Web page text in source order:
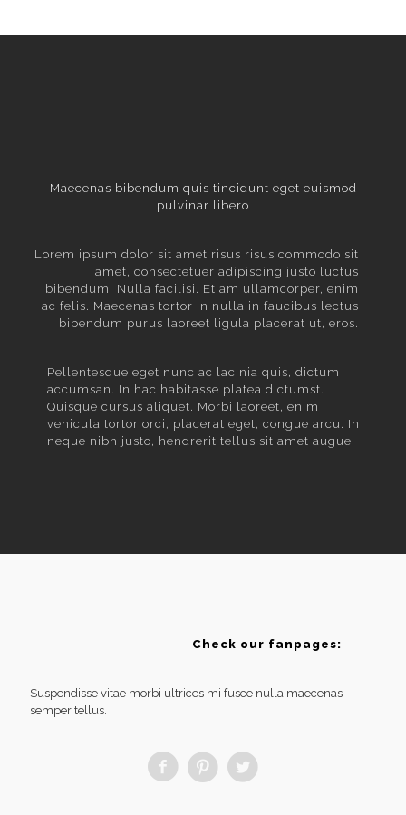
Maecenas bibendum quis tincidunt eget euismod
pulvinar libero
Lorem ipsum dolor sit amet risus risus commodo sit
amet, consectetuer adipiscing justo luctus
bibendum. Nulla facilisi. Etiam ullamcorper, enim
ac felis. Maecenas tortor in nulla in faucibus lectus
bibendum purus laoreet ligula placerat ut, eros.
Pellentesque eget nunc ac lacinia quis, dictum
accumsan. In hac habitasse platea dictumst.
Quisque cursus aliquet. Morbi laoreet, enim
vehicula tortor orci, placerat eget, congue arcu. In
neque nibh justo, hendrerit tellus sit amet augue.
Check our fanpages:
Suspendisse vitae morbi ultrices mi fusce nulla maecenas
semper tellus.